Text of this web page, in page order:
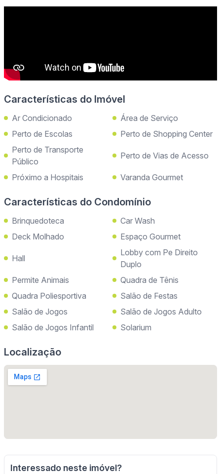
Características do Imóvel
Ar Condicionado
Área de Serviço
Perto de Escolas
Perto de Shopping Center
Perto de Transporte
Público
Perto de Vias de Acesso
Próximo a Hospitais Varanda Gourmet
Características do Condomínio
Brinquedoteca
Car Wash
Deck Molhado
Espaço Gourmet
Hall
Lobby com Pe Direito
Duplo
Permite Animais
Quadra de Tênis
Quadra Poliesportiva
Salão de Festas
Salão de Jogos
Salão de Jogos Adulto
Salão de Jogos Infantil
Solarium
Localização
Interessado neste imóvel?